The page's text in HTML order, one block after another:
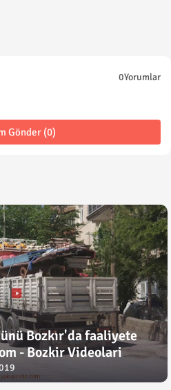
0Yorumlar
Gönder (0)
Bozkır'da faaliyete
- Bozkir Videolari